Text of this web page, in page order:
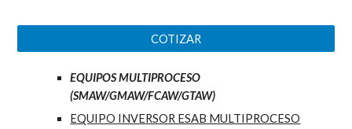
COTIZAR
EQUIPOS MULTIPROCESO
(SMAW/GMAW/FCAW/GTAW)
EQUIPO INVERSOR ESAB MULTIPROCESO